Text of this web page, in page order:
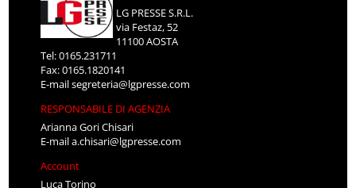
LG PRESSE S.R.L.
via Festaz, 52
11100 AOSTA
Tel: 0165.231711
Fax: 0165.1820141
E-mailsegreteria@lgpresse.com
RESPONSABILE DI AGENZIA
Arianna Gori Chisari
E-maila.chisari@lgpresse.com
Account
Luca Torino